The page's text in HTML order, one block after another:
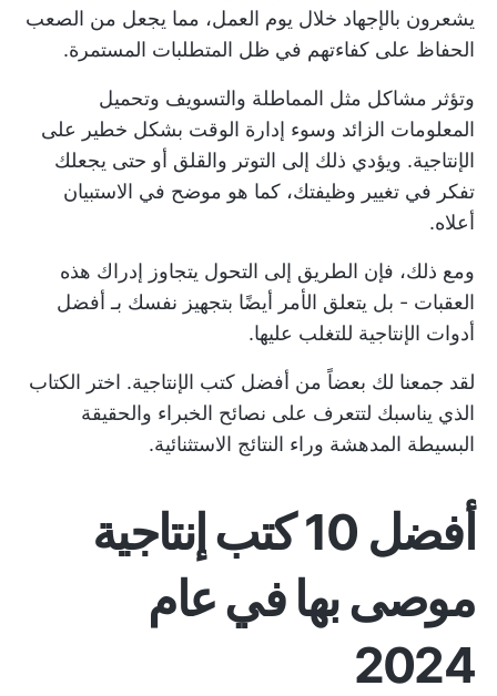
يشعرون بالإجهاد خلال يوم العمل، مما يجعل من الصعب
الحفاظ على كفاءتهم في ظل المتطلبات المستمرة.
وتؤثر مشاكل مثل المماطلة والتسويف وتحميل
المعلومات الزائد وسوء إدارة الوقت بشكل خطير على
الإنتاجية. ويؤدي ذلك إلى التوتر والقلق أو حتى يجعلك
تفكر في تغيير وظيفتك، كما هو موضح في الاستبيان
أعلاه.
ومع ذلك، فإن الطريق إلى التحول يتجاوز إدراك هذه
العقبات - بل يتعلق الأمر أيضًا بتجهيز نفسك بـ أفضل
أدوات الإنتاجية للتغلب عليها.
لقد جمعنا لك بعضاً من أفضل كتب الإنتاجية. اختر الكتاب
الذي يناسبك لتتعرف على نصائح الخبراء والحقيقة
البسيطة المدهشة وراء النتائج الاستثنائية.
أفضل 10 كتب إنتاجية
موصى بها في عام
2024